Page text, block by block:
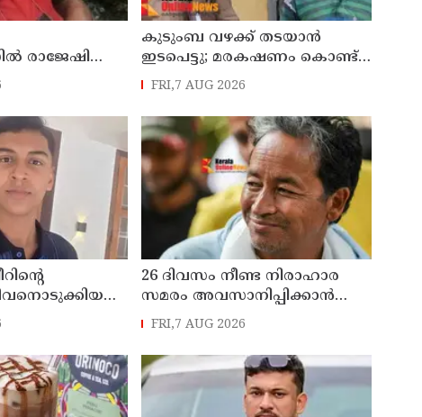
കണ്ണൂർ
കുടുംബ വഴക്ക് തടയാന്‍
ഇടപെട്ടു; മരകഷണം കൊണ്ട്
പിതാവ് മർദിച്ച 17കാരിക്ക്
ദാരുണാന്ത്യം
FRI,7 AUG 2026
മൊറാഴയിലെ
26 ദിവസം നീണ്ട നിരാഹാര
സമരം അവസാനിപ്പിക്കാൻ
പ്രതിപക്ഷ നേതാവ് രാഹുൽ
തേടിയിരുന്നു ; സോനം
വാങ്ചുക്
FRI,7 AUG 2026